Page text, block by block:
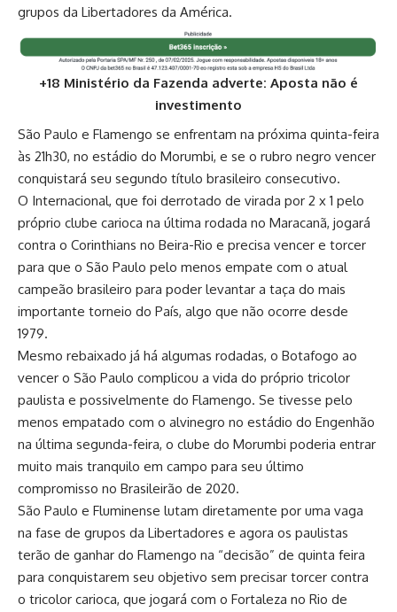
grupos da Libertadores da América.
+18 Ministério da Fazenda adverte: Aposta não é
investimento
São Paulo e Flamengo se enfrentam na próxima quinta-feira
às 21h30, no estádio do Morumbi, e se o rubro negro vencer
conquistará seu segundo título brasileiro consecutivo.
O Internacional, que foi derrotado de virada por 2 x 1 pelo
próprio clube carioca na última rodada no Maracanã, jogará
contra o Corinthians no Beira-Rio e precisa vencer e torcer
para que o São Paulo pelo menos empate com o atual
campeão brasileiro para poder levantar a taça do mais
importante torneio do País, algo que não ocorre desde
1979.
Mesmo rebaixado já há algumas rodadas, o Botafogo ao
vencer o São Paulo complicou a vida do próprio tricolor
paulista e possivelmente do Flamengo. Se tivesse pelo
menos empatado com o alvinegro no estádio do Engenhão
na última segunda-feira, o clube do Morumbi poderia entrar
muito mais tranquilo em campo para seu último
compromisso no Brasileirão de 2020.
São Paulo e Fluminense lutam diretamente por uma vaga
na fase de grupos da Libertadores e agora os paulistas
terão de ganhar do Flamengo na “decisão” de quinta feira
para conquistarem seu objetivo sem precisar torcer contra
o tricolor carioca, que jogará com o Fortaleza no Rio de